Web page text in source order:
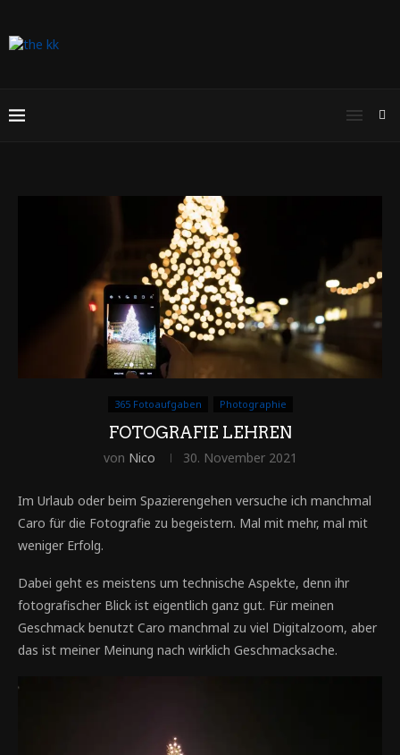
365 Fotoaufgaben Photographie
FOTOGRAFIE LEHREN
von Nico 30. November 2021
Im Urlaub oder beim Spazierengehen versuche ich manchmal
Caro für die Fotografie zu begeistern. Mal mit mehr, mal mit
weniger Erfolg.
Dabei geht es meistens um technische Aspekte, denn ihr
fotografischer Blick ist eigentlich ganz gut. Für meinen
Geschmack benutzt Caro manchmal zu viel Digitalzoom, aber
das ist meiner Meinung nach wirklich Geschmacksache.